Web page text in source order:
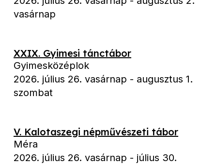
vasárnap
XXIX. Gyimesi tánctábor
Gyimesközéplok
2026. július 26. vasárnap - augusztus 1.
szombat
V. Kalotaszegi népművészeti tábor
Méra
2026. július 26. vasárnap - július 30.